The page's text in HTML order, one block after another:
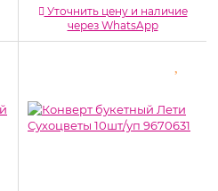
Уточнить цену и наличие
через WhatsApp